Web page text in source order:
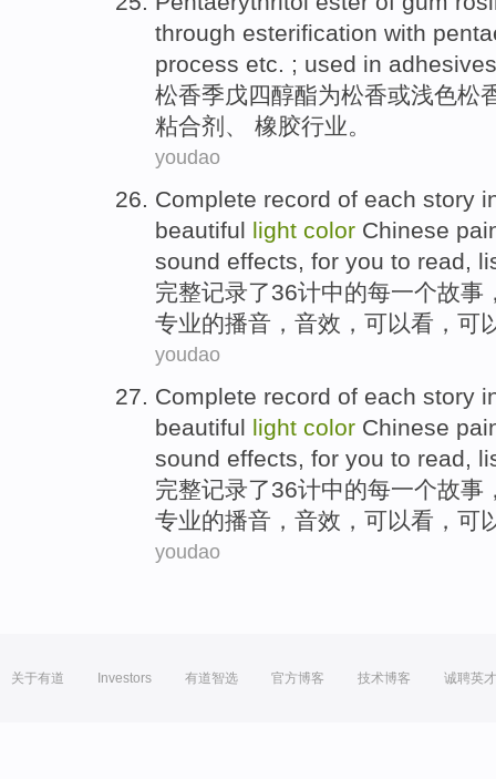
through esterification with
process etc. ; used in adhesives
松香季戊四醇酯为松香或浅色松
粘合剂 、 橡胶行业。
youdao
Complete record of each story
beautiful light color Chinese
sound effects, for you to read,
完整记录了36计中的每一个故事
专业的播音 ， 音效 ， 可以看 ， 可
youdao
Complete record of each story
beautiful light color Chinese
sound effects, for you to read,
完整记录了36计中的每一个故事
专业的播音 ， 音效 ， 可以看 ， 可
youdao
关于有道 Investors 有道智选 官方博客 技术博客 诚聘英才